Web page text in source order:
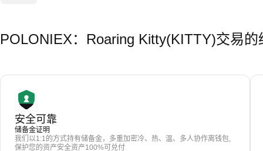
POLONIEX：Roaring Kitty(KITTY)交易的
安全可靠
储备金证明
我们以1:1的方式持有储备金，多重加密冷、热、温、多人协作离钱包,
保护您的资产安全资产100%可兑付